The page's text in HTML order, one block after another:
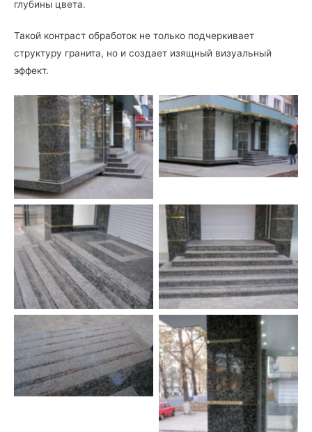
глубины цвета.
Такой контраст обработок не только подчеркивает
структуру гранита, но и создает изящный визуальный
эффект.
Фасад из зеленого
Луковецкового гранита
Фасад из Луковецкого
гранита
Лестница в двух видах
обробки: термо и
полировки
Лестница из Луковецкого
гранита
Ступени из
темообработанного
Луковецкого гранита
Колона обложена плиткой
из Луковецкого гранита